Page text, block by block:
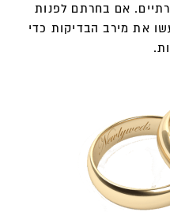
אם בחרתם לפנות
את מירב הבדיקות כדי